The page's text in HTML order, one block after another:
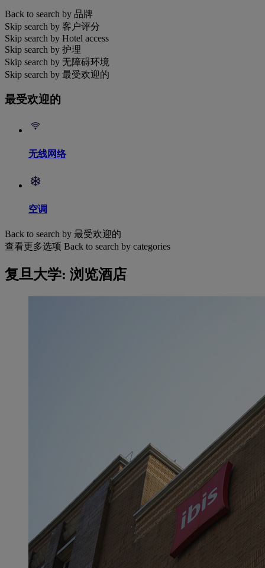
Back to search by 品牌
Skip search by 客户评分
Skip search by Hotel access
Skip search by 护理
Skip search by 无障碍环境
Skip search by 最受欢迎的
最受欢迎的
无线网络
空调
Back to search by 最受欢迎的
查看更多选项 Back to search by categories
复旦大学: 浏览酒店